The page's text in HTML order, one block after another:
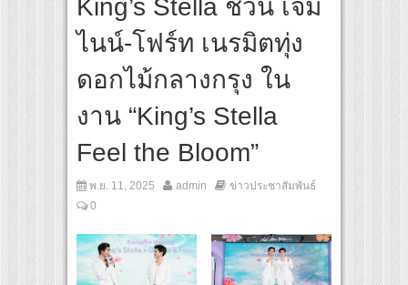
หวะแอโรบิกสุดมันส์ ในกิจกรรม “EM-ROBIC DANCE FOR MOM @BENCHASIRI
าวที่สุดแห่งปีจาก NUUI Starathon 8.8 “บอส-โนอึล” เปิดประเดิมเคะ-เมะ สุดเซอร์ไพ
Give & Go East” ปลื้มผู้ประกอบการตอบรับเยี่ยม พร้อมต่อยอดขายแพ็กเกจ
King’s Stella ชวน เจมี
ไนน์-โฟร์ท เนรมิตทุ่ง
ดอกไม้กลางกรุง ใน
งาน “King’s Stella
Feel the Bloom”
พ.ย. 11, 2025 admin
ข่าวประชาสัมพันธ์
0